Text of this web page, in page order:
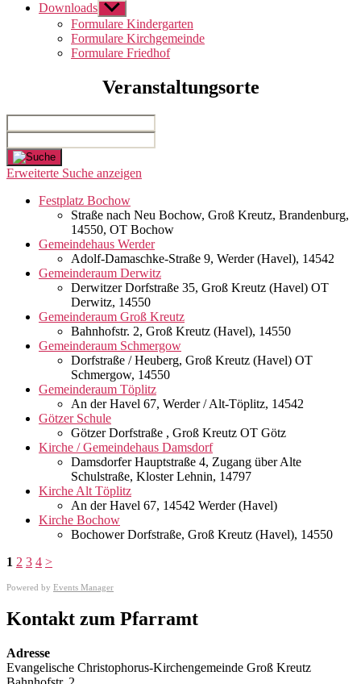
Downloads Untermenü
anzeigen
Formulare Kindergarten
Formulare Kirchgemeinde
Formulare Friedhof
Veranstaltungsorte
Suche
Nahe
...
Erweiterte Suche anzeigen
Festplatz Bochow
Straße nach Neu Bochow, Groß Kreutz, Brandenburg,
14550, OT Bochow
Gemeindehaus Werder
Adolf-Damaschke-Straße 9, Werder (Havel), 14542
Gemeinderaum Derwitz
Derwitzer Dorfstraße 35, Groß Kreutz (Havel) OT
Derwitz, 14550
Gemeinderaum Groß Kreutz
Bahnhofstr. 2, Groß Kreutz (Havel), 14550
Gemeinderaum Schmergow
Dorfstraße / Heuberg, Groß Kreutz (Havel) OT
Schmergow, 14550
Gemeinderaum Töplitz
An der Havel 67, Werder / Alt-Töplitz, 14542
Götzer Schule
Götzer Dorfstraße , Groß Kreutz OT Götz
Kirche / Gemeindehaus Damsdorf
Damsdorfer Hauptstraße 4, Zugang über Alte
Schulstraße, Kloster Lehnin, 14797
Kirche Alt Töplitz
An der Havel 67, 14542 Werder (Havel)
Kirche Bochow
Bochower Dorfstraße, Groß Kreutz (Havel), 14550
1 2 3 4 >
Powered by Events Manager
Kontakt zum Pfarramt
Adresse
Evangelische Christophorus-Kirchengemeinde Groß Kreutz